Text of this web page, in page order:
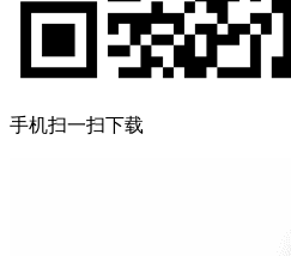
手机扫一扫下载